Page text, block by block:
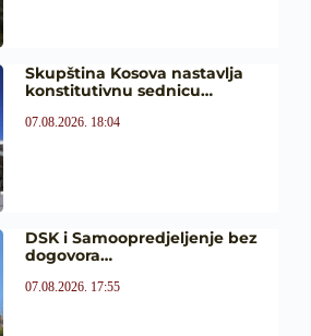
Skupština Kosova nastavlja
konstitutivnu sednicu…
07.08.2026. 18:04
DSK i Samoopredjeljenje bez
dogovora…
07.08.2026. 17:55